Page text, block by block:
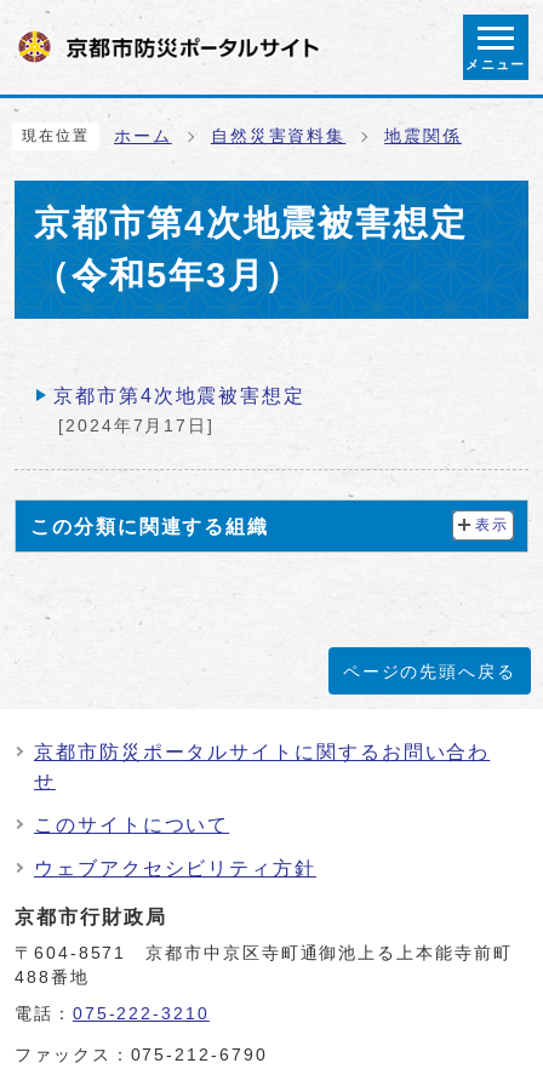
ページの先頭です
メニュー
ここから本文です
現在位置 ホーム 自然災害資料集 地震関係
京都市第4次地震被害想定
（令和5年3月）
メインメニュー
京都市第4次地震被害想定
[2024年7月17日]
この分類に関連する組織 表示
ページの先頭へ戻る
京都市防災ポータルサイトに関するお問い合わ
せ
このサイトについて
ウェブアクセシビリティ方針
京都市行財政局
〒604-8571 京都市中京区寺町通御池上る上本能寺前町
488番地
電話： 075-222-3210
ファックス：075-212-6790